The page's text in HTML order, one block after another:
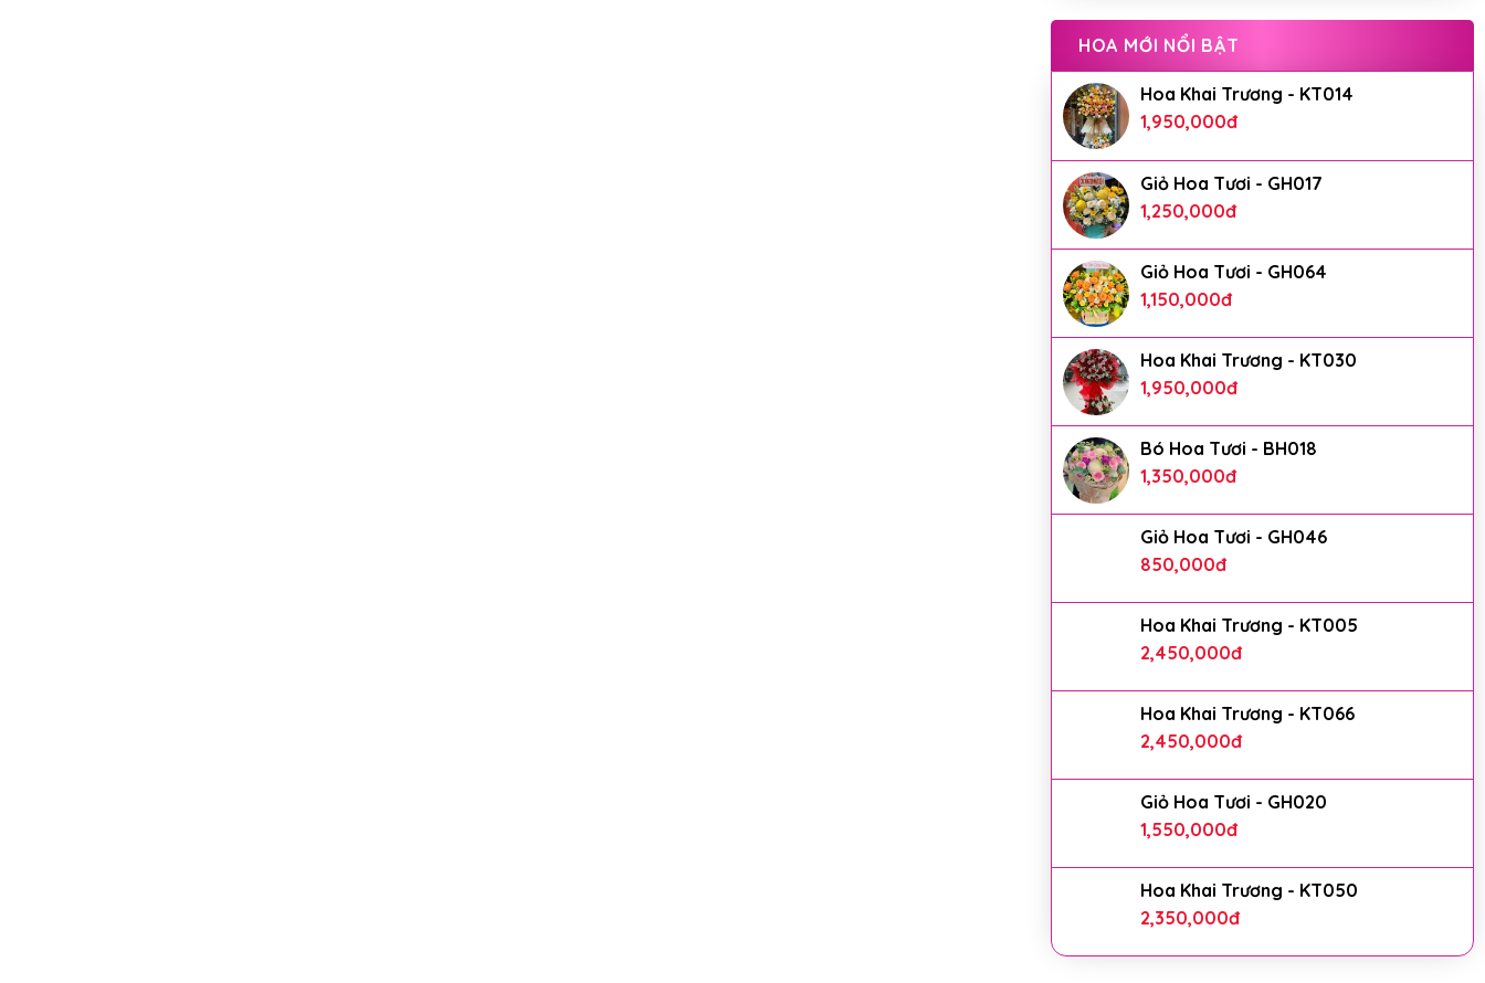
HOA MỚI NỔI BẬT
Hoa Khai Trương - KT014
1,950,000đ
Giỏ Hoa Tươi - GH017
1,250,000đ
Giỏ Hoa Tươi - GH064
1,150,000đ
Hoa Khai Trương - KT030
1,950,000đ
Bó Hoa Tươi - BH018
1,350,000đ
Giỏ Hoa Tươi - GH046
850,000đ
Hoa Khai Trương - KT005
2,450,000đ
Hoa Khai Trương - KT066
2,450,000đ
Giỏ Hoa Tươi - GH020
1,550,000đ
Hoa Khai Trương - KT050
2,350,000đ